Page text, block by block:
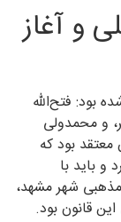
و آغاز
بود: فتح‌الله
و محمدولی
بود که
و باید با
شهر مشهد،
قانون بود.